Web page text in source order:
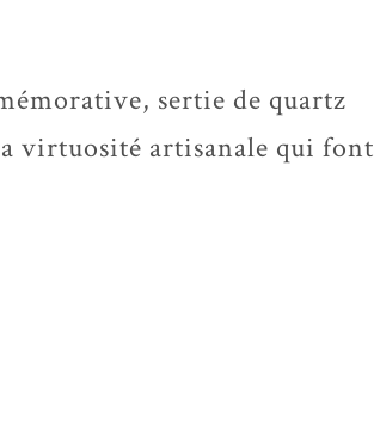
sertie de quartz
virtuosité artisanale qui font